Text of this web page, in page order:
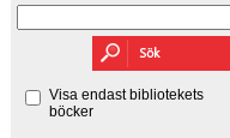
Visa endast bibliotekets
böcker